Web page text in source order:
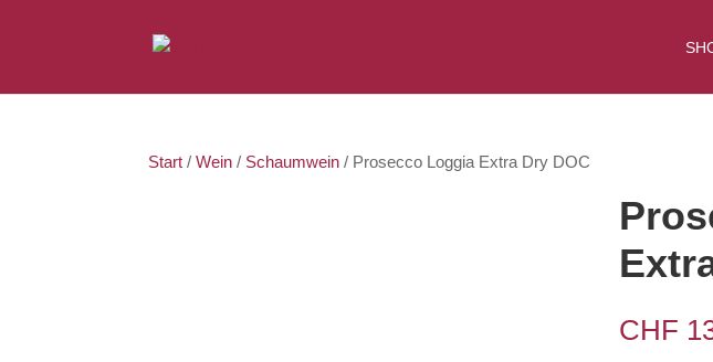
Start /Wein / Schaumwein / Prosecco Loggia Extra Dry DOC
CHF